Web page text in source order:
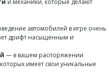
и механики, которые делают
автомобилей в игре очень
дрифт насыщенным и
— в вашем распоряжении
имеет свои уникальные